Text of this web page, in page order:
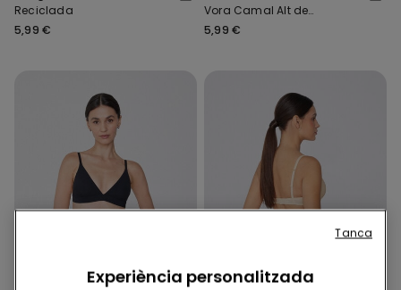
Reciclada
5,99 €
Vora Camal Alt de
Microfibra Reciclada
5,99 €
Experiència personalitzada
Tanca